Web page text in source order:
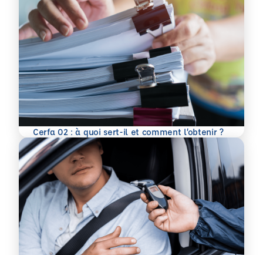
Cerfa 02 : à quoi sert-il et comment l’obtenir ?
En savoir plus